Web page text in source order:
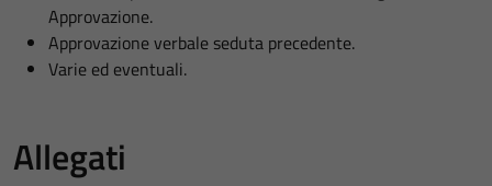
Approvazione.
Approvazione verbale seduta precedente.
Varie ed eventuali.
Allegati